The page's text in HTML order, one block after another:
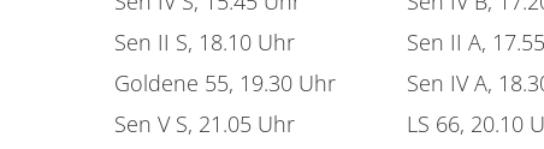
Sen II S, 18.10 Uhr
Sen II A,
Goldene 55, 19.30 Uhr
Sen IV A,
Sen V S, 21.05 Uhr
LS 66, 20.10